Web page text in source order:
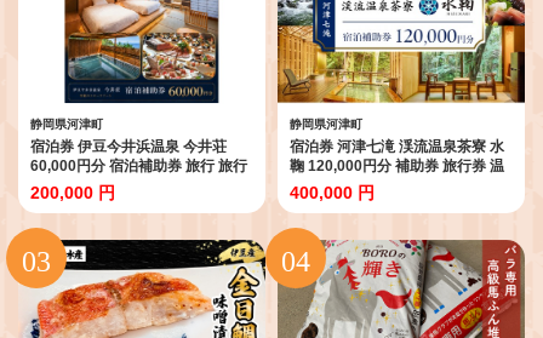
静岡県河津町
宿泊券 伊豆今井浜温泉 今井荘
60,000円分 宿泊補助券 旅行 旅行
券 温泉宿 高級宿
200,000 円
静岡県河津町
宿泊券 河津七滝 渓流温泉茶寮 水
鞠 120,000円分 補助券 旅行券 温
泉宿 旅館 ホテル
400,000 円